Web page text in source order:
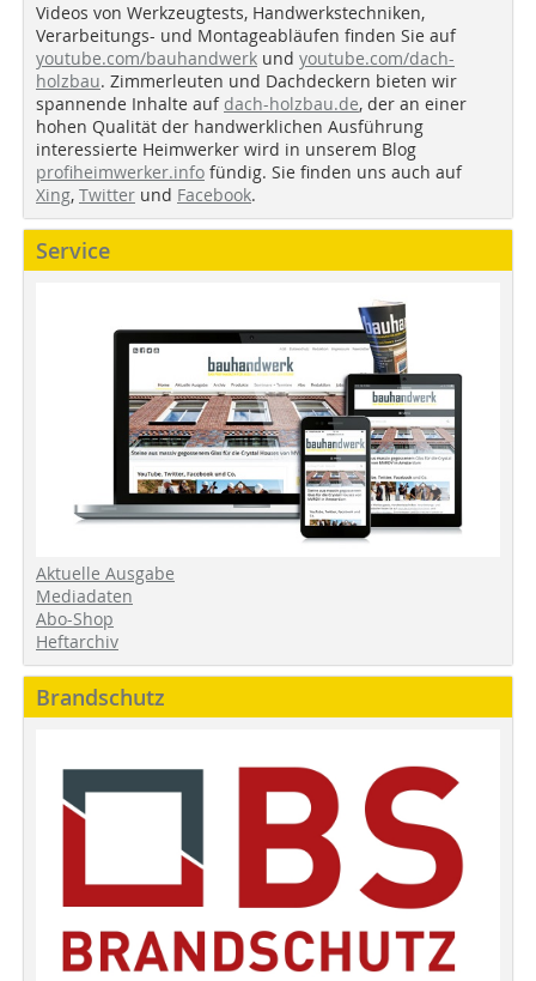
Videos von Werkzeugtests, Handwerkstechniken,
Verarbeitungs- und Montageabläufen finden Sie auf
youtube.com/bauhandwerk und youtube.com/dach-
holzbau. Zimmerleuten und Dachdeckern bieten wir
spannende Inhalte auf dach-holzbau.de, der an einer
hohen Qualität der handwerklichen Ausführung
interessierte Heimwerker wird in unserem Blog
profiheimwerker.info fündig. Sie finden uns auch auf
Xing, Twitter und Facebook.
Service
Aktuelle Ausgabe
Mediadaten
Abo-Shop
Heftarchiv
Brandschutz